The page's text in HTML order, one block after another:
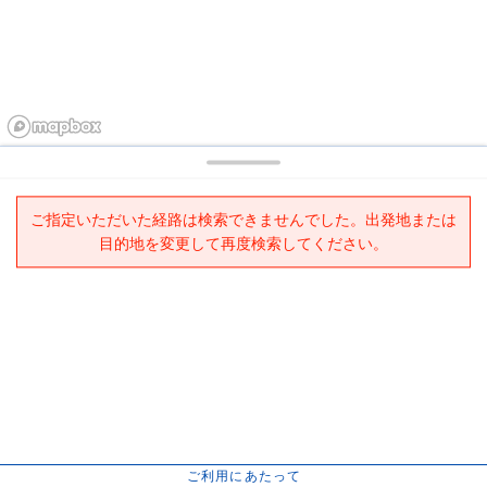
ご指定いただいた経路は検索できませんでした。出発地または
目的地を変更して再度検索してください。
ご利用にあたって